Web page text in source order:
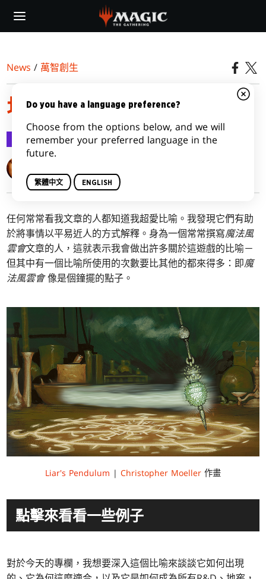
main
News / 萬智創生
地窖與鐘擺
萬智創生 2016-11-29
任何常常看我文章的人都知道我超愛比喻。我發現它們有助
於將事情以平易近人的方式解釋。身為一個常常撰寫魔法風
雲會文章的人，這就表示我會做出許多關於這遊戲的比喻－
但其中有一個比喻所使用的次數要比其他的都來得多：即魔
法風雲會像是個鐘擺的點子。
Liar's Pendulum | Christopher Moeller 作畫
點擊來看看一些例子
對於今天的專欄，我想要深入這個比喻來談談它如何出現
Do you have a language preference?
Choose from the options below, and we will
remember your preferred language in the
future.
繁體中文 ENGLISH